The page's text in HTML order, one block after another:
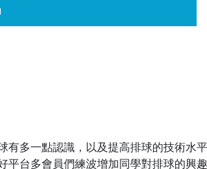
有多一點認識，以及提高排球的技術水
平台多會員們練波增加同學對排球的興